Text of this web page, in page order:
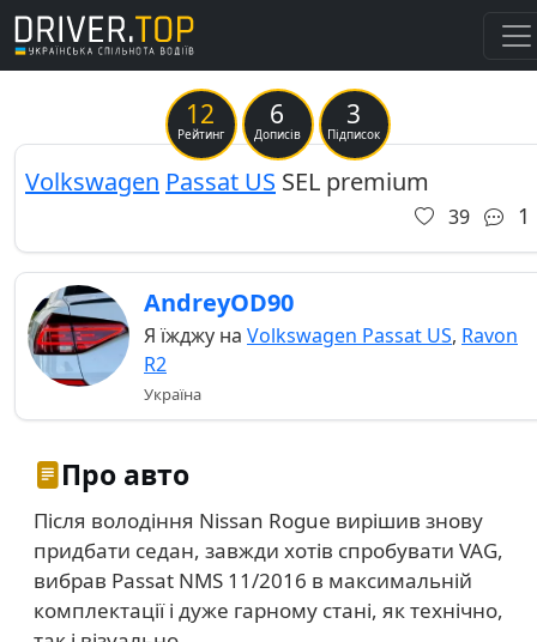
12
Рейтинг
6
Дописів
3
Підписок
Previous
Volkswagen Passat US SEL premium
39 1
AndreyOD90
Я їжджу на Volkswagen Passat US, Ravon
R2
Україна
Про авто
Після володіння Nissan Rogue вирішив знову
придбати седан, завжди хотів спробувати VAG,
вибрав Passat NMS 11/2016 в максимальній
комплектації і дуже гарному стані, як технічно,